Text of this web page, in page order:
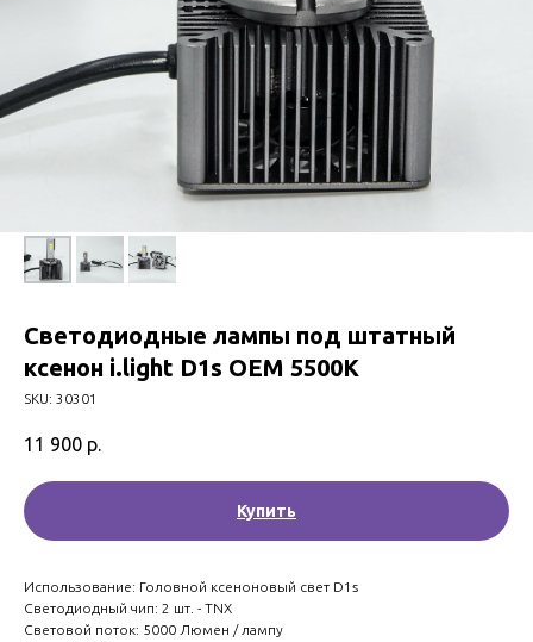
Светодиодные лампы под штатный
ксенон i.light D1s OEM 5500K
SKU: 30301
11 900 р.
Купить
Использование: Головной ксеноновый свет D1s
Светодиодный чип: 2 шт. - TNX
Световой поток: 5000 Люмен / лампу